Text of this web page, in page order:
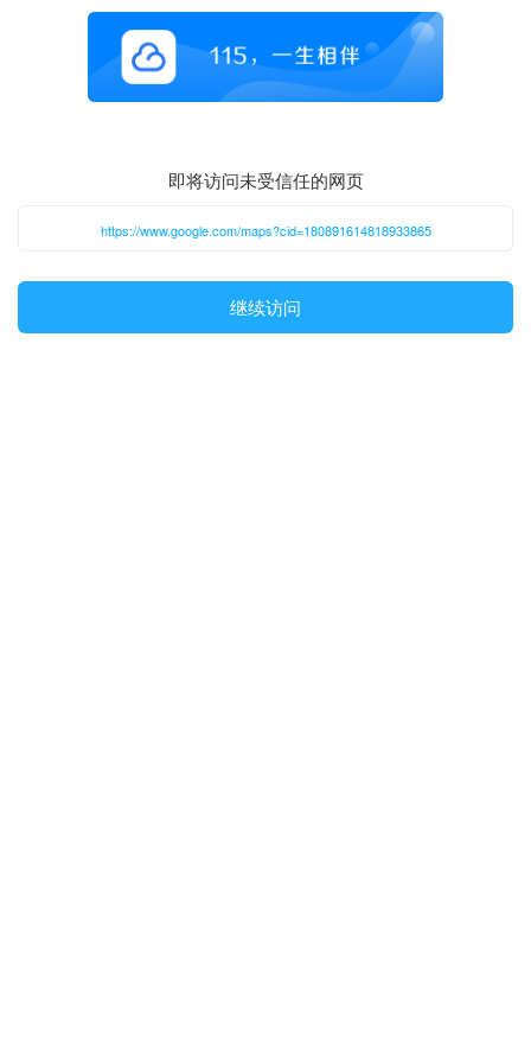
即将访问未受信任的网页
https://www.google.com/maps?cid=180891614818933865
继续访问